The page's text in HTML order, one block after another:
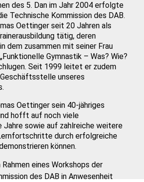
des 5. Dan im Jahr 2004 erfolgte
Technische Kommission des DAB.
Oettinger seit 20 Jahren als
tätig, deren
dem zusammen mit seiner Frau
Gymnastik – Was? Wie?
Seit 1999 leitet er zudem
unseres
Oettinger sein 40-jähriges
hofft auf noch viele
Jahre sowie auf zahlreiche weitere
durch erfolgreiche
können.
eines Workshops der
des DAB in Anwesenheit